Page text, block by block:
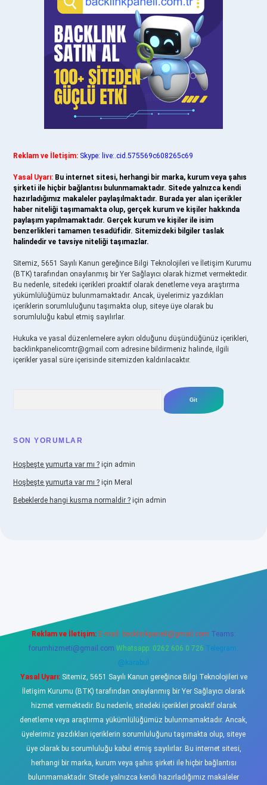
Reklam ve İletişim: Skype: live:.cid.575569c608265c69
Yasal Uyarı: Bu internet sitesi, herhangi bir marka, kurum veya şahıs
şirketi ile hiçbir bağlantısı bulunmamaktadır. Sitede yalnızca kendi
hazırladığımız makaleler paylaşılmaktadır. Burada yer alan içerikler
haber niteliği taşımamakta olup, gerçek kurum ve kişiler hakkında
paylaşım yapılmamaktadır. Gerçek kurum ve kişiler ile isim
benzerlikleri tamamen tesadüfidir. Sitemizdeki bilgiler taslak
halindedir ve tavsiye niteliği taşımazlar.
Sitemiz, 5651 Sayılı Kanun gereğince Bilgi Teknolojileri ve İletişim Kurumu
(BTK) tarafından onaylanmış bir Yer Sağlayıcı olarak hizmet vermektedir.
Bu nedenle, sitedeki içerikleri proaktif olarak denetleme veya araştırma
yükümlülüğümüz bulunmamaktadır. Ancak, üyelerimiz yazdıkları
içeriklerin sorumluluğunu taşımakta olup, siteye üye olarak bu
sorumluluğu kabul etmiş sayılırlar.
Hukuka ve yasal düzenlemelere aykırı olduğunu düşündüğünüz içerikleri,
backlinkpanelicomtr@gmail.com adresine bildirmeniz halinde, ilgili
içerikler yasal süre içerisinde sitemizden kaldırılacaktır.
SON YORUMLAR
Hoşbeşte yumurta var mı ? için admin
Hoşbeşte yumurta var mı ? için Meral
Bebeklerde hangi kusma normaldir ? için admin
Reklam ve İletişim: E-mail: backlinkpaneli@gmail.com Teams:
forumhizmeti@gmail.com Whatsapp: 0262 606 0 726 Telegram:
@karabul
Yasal Uyarı:Sitemiz, 5651 Sayılı Kanun gereğince Bilgi Teknolojileri ve
İletişim Kurumu (BTK) tarafından onaylanmış bir Yer Sağlayıcı olarak
hizmet vermektedir. Bu nedenle, sitedeki içerikleri proaktif olarak
denetleme veya araştırma yükümlülüğümüz bulunmamaktadır. Ancak,
üyelerimiz yazdıkları içeriklerin sorumluluğunu taşımakta olup, siteye
üye olarak bu sorumluluğu kabul etmiş sayılırlar. Bu internet sitesi,
herhangi bir marka, kurum veya şahıs şirketi ile hiçbir bağlantısı
bulunmamaktadır. Sitede yalnızca kendi hazırladığımız makaleler